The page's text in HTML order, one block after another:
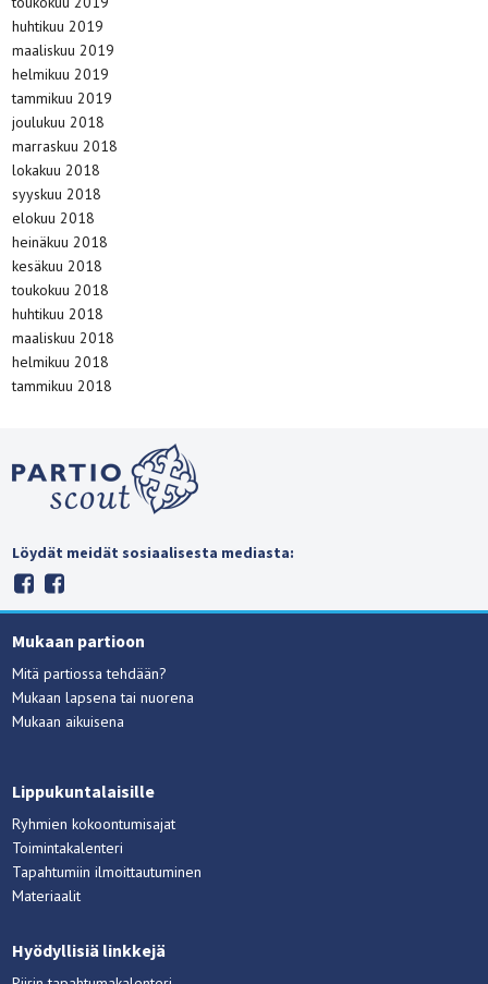
huhtikuu 2019
maaliskuu 2019
helmikuu 2019
tammikuu 2019
joulukuu 2018
marraskuu 2018
lokakuu 2018
syyskuu 2018
elokuu 2018
heinäkuu 2018
kesäkuu 2018
toukokuu 2018
huhtikuu 2018
maaliskuu 2018
helmikuu 2018
tammikuu 2018
Löydät meidät sosiaalisesta mediasta:
Mukaan partioon
Mitä partiossa tehdään?
Mukaan lapsena tai nuorena
Mukaan aikuisena
Lippukuntalaisille
Ryhmien kokoontumisajat
Toimintakalenteri
Tapahtumiin ilmoittautuminen
Materiaalit
Hyödyllisiä linkkejä